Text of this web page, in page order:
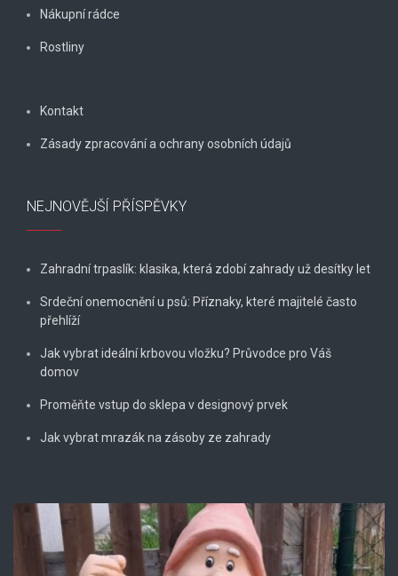
Nákupní rádce
Rostliny
Kontakt
Zásady zpracování a ochrany osobních údajů
NEJNOVĚJŠÍ PŘÍSPĚVKY
Zahradní trpaslík: klasika, která zdobí zahrady už desítky let
Srdeční onemocnění u psů: Příznaky, které majitelé často
přehlíží
Jak vybrat ideální krbovou vložku? Průvodce pro Váš
domov
Proměňte vstup do sklepa v designový prvek
Jak vybrat mrazák na zásoby ze zahrady